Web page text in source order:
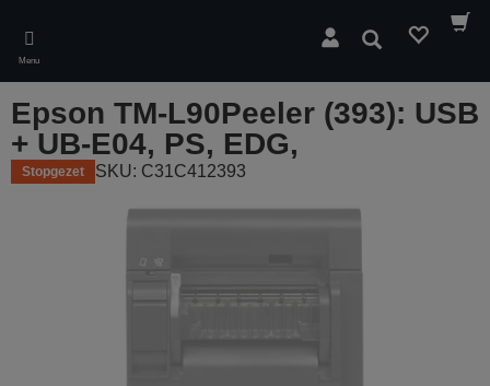
main
content
Menu
Zoeken
Epson TM-L90Peeler (393): USB
+ UB-E04, PS, EDG,
Stopgezet SKU: C31C412393